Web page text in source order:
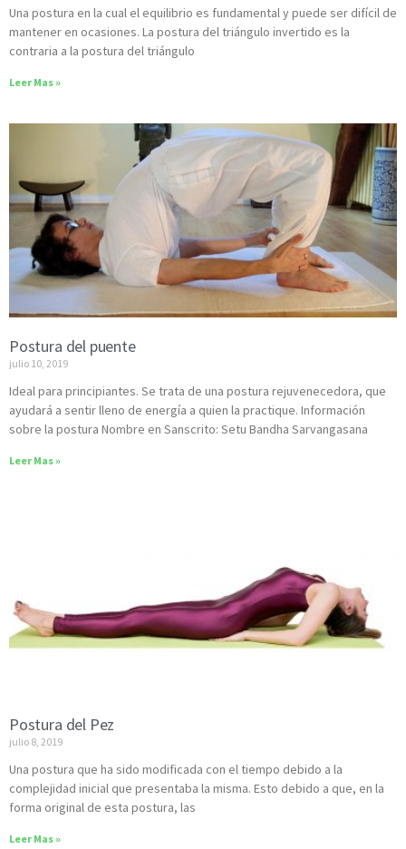
Una postura en la cual el equilibrio es fundamental y puede ser difícil de
mantener en ocasiones. La postura del triángulo invertido es la
contraria a la postura del triángulo
Leer Mas »
Postura del puente
julio 10, 2019
Ideal para principiantes. Se trata de una postura rejuvenecedora, que
ayudará a sentir lleno de energía a quien la practique. Información
sobre la postura Nombre en Sanscrito: Setu Bandha Sarvangasana
Leer Mas »
Postura del Pez
julio 8, 2019
Una postura que ha sido modificada con el tiempo debido a la
complejidad inicial que presentaba la misma. Esto debido a que, en la
forma original de esta postura, las
Leer Mas »